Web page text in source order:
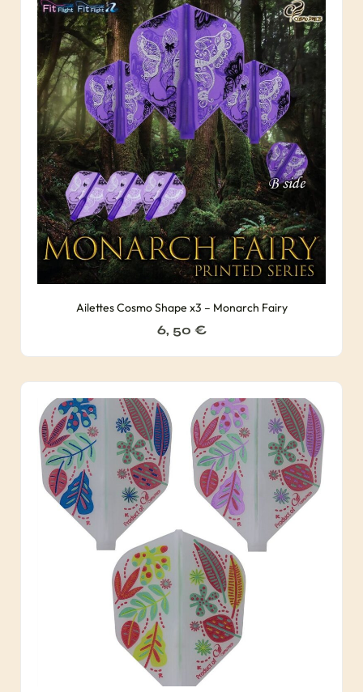
Ailettes Cosmo Shape x3 – Monarch Fairy
6, 50 €